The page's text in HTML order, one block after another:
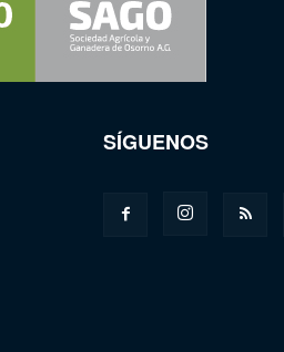
SÍGUENOS